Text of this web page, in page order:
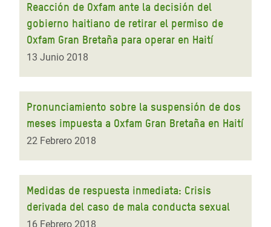
Reacción de Oxfam ante la decisión del
gobierno haitiano de retirar el permiso de
Oxfam Gran Bretaña para operar en Haití
13 Junio 2018
Pronunciamiento sobre la suspensión de dos
meses impuesta a Oxfam Gran Bretaña en Haití
22 Febrero 2018
Medidas de respuesta inmediata: Crisis
derivada del caso de mala conducta sexual
16 Febrero 2018